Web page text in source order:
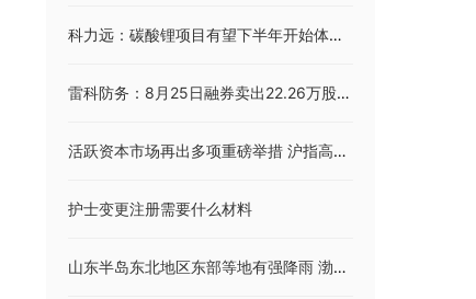
科力远：碳酸锂项目有望下半年开始体现业绩
雷科防务：8月25日融券卖出22.26万股，融资融券余额3.65亿元
活跃资本市场再出多项重磅举措 沪指高开5%
护士变更注册需要什么材料
山东半岛东北地区东部等地有强降雨 渤海黄海有大风